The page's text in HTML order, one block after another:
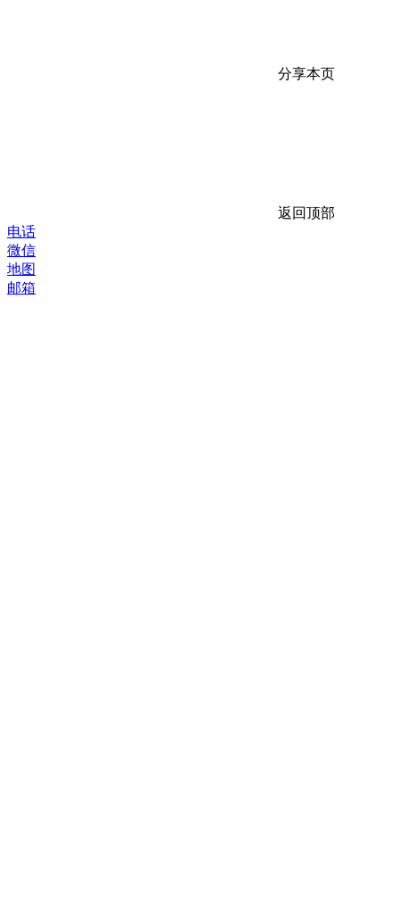
分享本页
返回顶部
电话
微信
地图
邮箱